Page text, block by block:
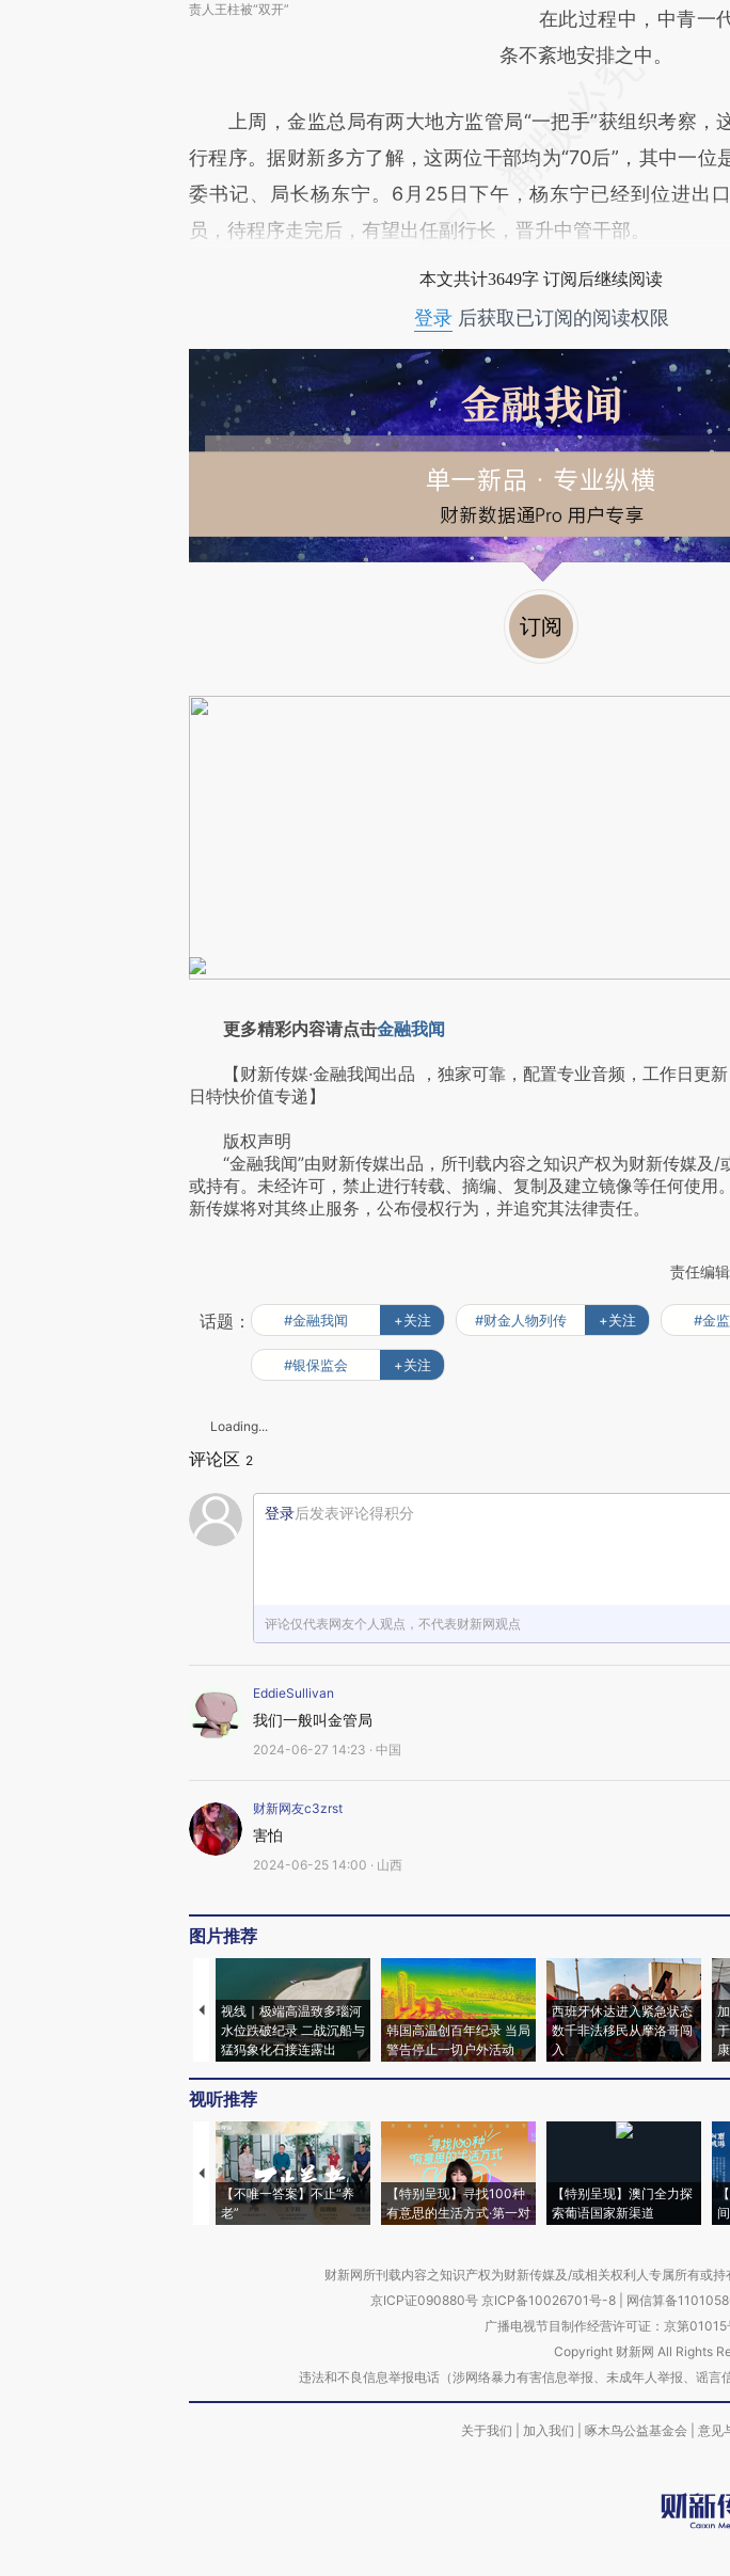
责人王柱被“双开”
在此过程中，中青一
条不紊地安排之中。
上周，金监总局有两大地方监管局“一把手”获组织考察，
行程序。据财新多方了解，这两位干部均为“70后”，其中一位
委书记、局长杨东宁。6月25日下午，杨东宁已经到位进出
员，待程序走完后，有望出任副行长，晋升中管干部。
本文共计3649字 订阅后继续阅读
登录后获取已订阅的阅读权限
订阅
更多精彩内容请点击金融我闻
【财新传媒·金融我闻出品 ，独家可靠，配置专业音频，工作日更
日特快价值专递】
版权声明
“金融我闻”由财新传媒出品，所刊载内容之知识产权为财新传媒及/
或持有。未经许可，禁止进行转载、摘编、复制及建立镜像等任何使用
新传媒将对其终止服务，公布侵权行为，并追究其法律责任。
责任编
话题： #金融我闻 +关注 #财金人物列传 +关注 #金
#银保监会 +关注
Loading...
评论区 2
登录后发表评论得积分
评论仅代表网友个人观点，不代表财新网观点
EddieSullivan
我们一般叫金管局
2024-06-27 14:23 · 中国
财新网友c3zrst
害怕
2024-06-25 14:00 · 山西
图片推荐
视线｜极端高温致多瑙河
水位跌破纪录 二战沉船与
猛犸象化石接连露出
韩国高温创百年纪录 当局
警告停止一切户外活动
西班牙休达进入紧急状态
数千非法移民从摩洛哥闯
入
视听推荐
【不唯一答案】不止“养
老”
【特别呈现】寻找100种
有意思的生活方式·第一对
【特别呈现】澳门全力探
索葡语国家新渠道
财新网所刊载内容之知识产权为财新传媒及/或相关权利人专属所有或
京ICP证090880号 京ICP备10026701号-8 网信算备
广播电视节目制作经营许可证：京第01015
Copyright 财新网 All Rights
违法和不良信息举报电话（涉网络暴力有害信息举报、未成年人举报、
关于我们 加入我们 啄木鸟公益基金会 意见